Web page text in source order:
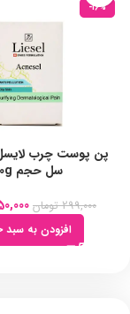
-16%
پن پوست چرب
سل حجم 100g
299,000 تومان
افزودن به سبد